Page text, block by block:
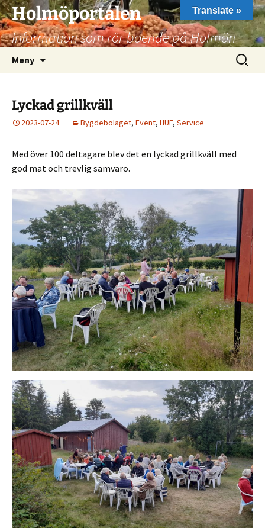
Hoppa
till
innehåll
Holmöportalen
Information som rör boende på Holmön
Meny
Sök
efter:
Lyckad grillkväll
2023-07-24 Bygdebolaget, Event, HUF, Service
Med över 100 deltagare blev det en lyckad grillkväll med
god mat och trevlig samvaro.
Translate »